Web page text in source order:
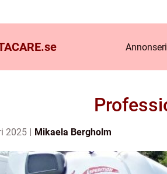
se
2025 Mikaela Bergholm